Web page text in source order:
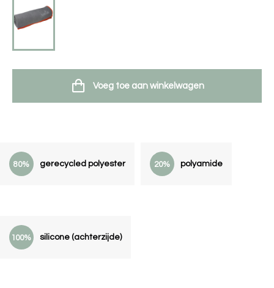
Voeg toe aan winkelwagen
80% gerecycled polyester 20% polyamide
100% silicone (achterzijde)